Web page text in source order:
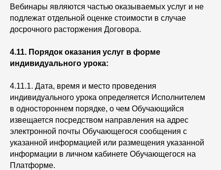
Вебинары являются частью оказываемых услуг и не
подлежат отдельной оценке стоимости в случае
досрочного расторжения Договора.
4.11. Порядок оказания услуг в форме
индивидуального урока:
4.11.1. Дата, время и место проведения
индивидуального урока определяется Исполнителем
в одностороннем порядке, о чем Обучающийся
извещается посредством направления на адрес
электронной почты Обучающегося сообщения с
указанной информацией или размещения указанной
информации в личном кабинете Обучающегося на
Платформе.